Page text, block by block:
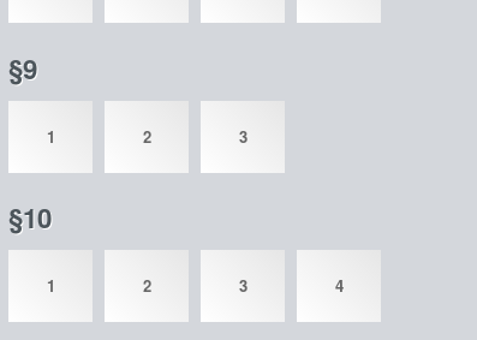
§9
1 2 3
§10
1 2 3 4